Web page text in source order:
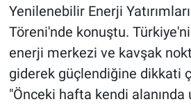
Yenilenebilir Enerji
Töreni'nde konuştu.
enerji merkezi ve kavşak
giderek güçlendiğine dikkati
"Önceki hafta kendi